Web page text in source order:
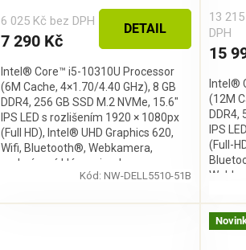
6 025 Kč bez DPH
7 290 Kč
DETAIL
Intel® Core™ i5-10310U Processor
(6M Cache, 4×1.70/4.40 GHz), 8 GB
DDR4, 256 GB SSD M.2 NVMe, 15.6″
IPS LED s rozlišením 1920 × 1080px
(Full HD), Intel® UHD Graphics 620,
Wifi, Bluetooth®, Webkamera,
podsvícená klávesnice, bez
mechaniky, Windows 11 Pro
Kód:NW-DELL5510-51B
13
DPH
15
Intel®
(12M
DDR4,
IPS
(Full-
bez